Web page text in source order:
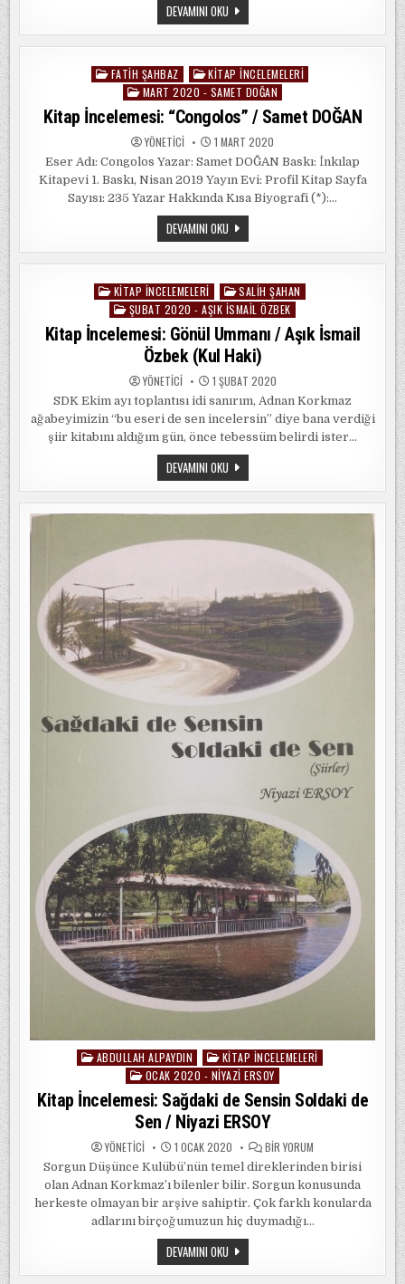
DEVAMINI OKUYENI
NESIL
SAVAŞ
Posted
FATIH ŞAHBAZ
KITAP İNCELEMELERI
MART 2020 - SAMET DOĞAN
Kitap İncelemesi: “Congolos” / Samet DOĞAN
YÖNETICI 1 MART 2020
Eser Adı: Congolos Yazar: Samet DOĞAN Baskı: İnkılap
Kitapevi 1. Baskı, Nisan 2019 Yayın Evi: Profil Kitap Sayfa
Sayısı: 235 Yazar Hakkında Kısa Biyografi (*):…
DEVAMINI OKUKITAP
İNCELEMESI:
“CONGOLOS”
/
DOĞAN
Posted
KITAP İNCELEMELERI
SALIH ŞAHAN
ŞUBAT 2020 - AŞIK İSMAIL ÖZBEK
Kitap İncelemesi: Gönül Ummanı / Aşık İsmail
Özbek (Kul Haki)
YÖNETICI 1 ŞUBAT 2020
SDK Ekim ayı toplantısı idi sanırım, Adnan Korkmaz
ağabeyimizin “bu eseri de sen incelersin” diye bana verdiği
şiir kitabını aldığım gün, önce tebessüm belirdi ister…
DEVAMINI OKUKITAP
İNCELEMESI:
GÖNÜL
UMMANI
/
İSMAIL
ÖZBEK
Posted
ABDULLAH ALPAYDIN
KITAP İNCELEMELERI
OCAK 2020 - NIYAZI ERSOY
Kitap İncelemesi: Sağdaki de Sensin Soldaki de
Sen / Niyazi ERSOY
YÖNETICI 1 OCAK 2020 KITAP
İNCELEMESI:
SAĞDAKI
SENSIN
SOLDAKI
DE
SEN
BIR YORUM
Sorgun Düşünce Kulübü’nün temel direklerinden birisi
olan Adnan Korkmaz’ı bilenler bilir. Sorgun konusunda
herkeste olmayan bir arşive sahiptir. Çok farklı konularda
adlarını birçoğumuzun hiç duymadığı…
DEVAMINI OKUKITAP
İNCELEMESI:
SAĞDAKI